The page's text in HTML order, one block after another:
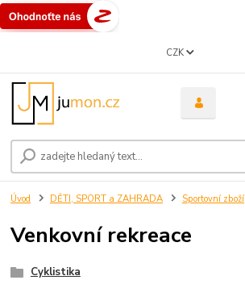
CZK
Úvod DĚTI, SPORT a ZAHRADA Sportovní zboží
Venkovní rekreace
Cyklistika